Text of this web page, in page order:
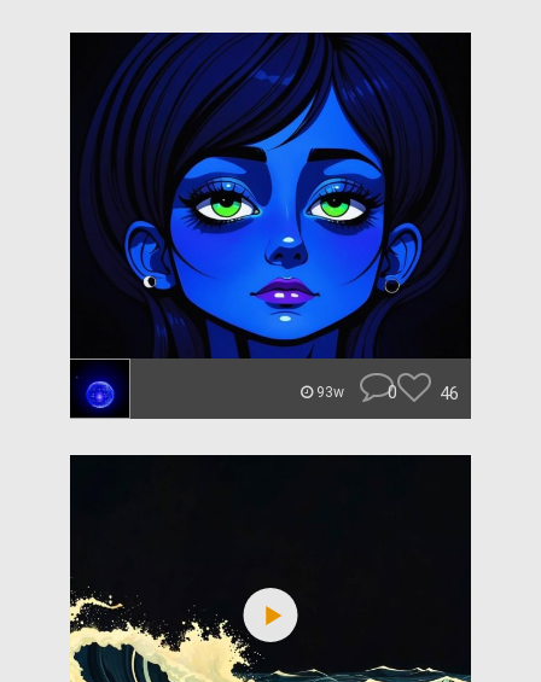
93w 0 46